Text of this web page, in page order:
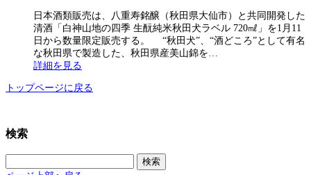
日本酒類販売は、八重寿銘醸（秋田県大仙市）と共同開発した
清酒「白神山地の四季 生酛純米秋田犬ラベル 720㎖」を1月11
日から数量限定販売する。 “秋田犬”、“酒どころ”として有名
な秋田県で製造した、秋田県産美山錦を…
詳細を見る
トップページに戻る
検索
検
索: